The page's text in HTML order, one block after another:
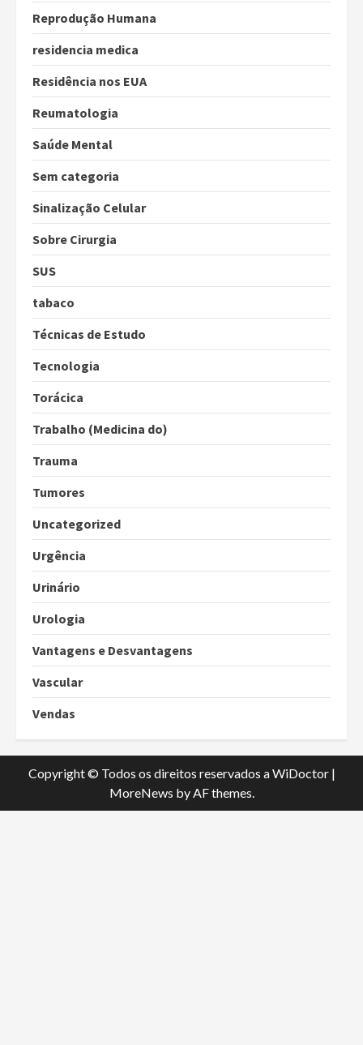
Reprodução Humana
residencia medica
Residência nos EUA
Reumatologia
Saúde Mental
Sem categoria
Sinalização Celular
Sobre Cirurgia
SUS
tabaco
Técnicas de Estudo
Tecnologia
Torácica
Trabalho (Medicina do)
Trauma
Tumores
Uncategorized
Urgência
Urinário
Urologia
Vantagens e Desvantagens
Vascular
Vendas
Copyright © Todos os direitos reservados a WiDoctor |
MoreNews by AF themes.